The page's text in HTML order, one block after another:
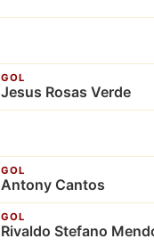
GOL
Jesus Rosas Verde
GOL
Antony Cantos
GOL
Rivaldo Stefano